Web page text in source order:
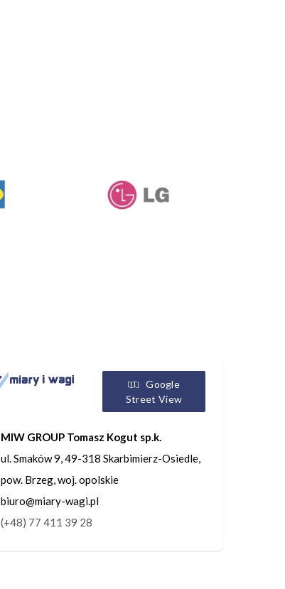
Google
Street View
MIW GROUP Tomasz Kogut sp.k.
ul. Smaków 9, 49-318 Skarbimierz-Osiedle,
pow. Brzeg, woj. opolskie
biuro@miary-wagi.pl
(+48) 77 411 39 28